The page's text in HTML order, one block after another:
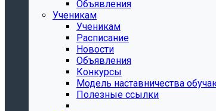
Объявления
Ученикам
Ученикам
Расписание
Новости
Объявления
Конкурсы
Модель наставничества
Полезные ссылки